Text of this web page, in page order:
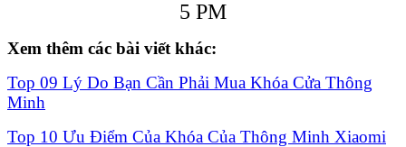
5 PM
Xem thêm các bài viết khác:
Top 09 Lý Do Bạn Cần Phải Mua Khóa Cửa Thông
Minh
Top 10 Ưu Điểm Của Khóa Của Thông Minh Xiaomi